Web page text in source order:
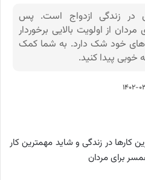
در زندگی ازدواج است. پس
از اولویت بالایی برخوردار
خود شک دارد. به شما کمک
خوبی پیدا کنید.
کارها در زندگی و شاید مهمترین کار
برای مردان